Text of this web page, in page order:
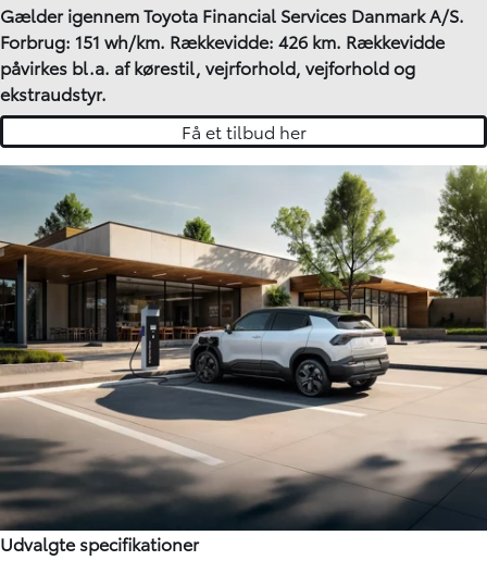
Gælder igennem Toyota Financial Services Danmark A/S.
Forbrug: 151 wh/km. Rækkevidde: 426 km. Rækkevidde
påvirkes bl.a. af kørestil, vejrforhold, vejforhold og
ekstraudstyr.
Få et tilbud her
Udvalgte specifikationer